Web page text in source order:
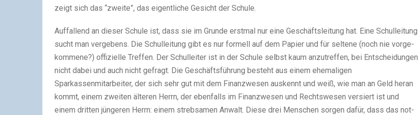
zeigt sich das “zweite”, das eigent­li­che Gesicht der Schule.
Auffallend an die­ser Schule ist, dass sie im Grunde erst­mal nur eine Geschäftsleitung hat. Eine Schulleitung
sucht man ver­ge­bens. Die Schulleitung gibt es nur for­mell auf dem Papier und für sel­tene (noch nie vor­ge­
kom­mene?) offi­zi­elle Treffen. Der Schulleiter ist in der Schule selbst kaum anzu­tref­fen, bei Entscheidungen
nicht dabei und auch nicht gefragt. Die Geschäftsführung besteht aus einem ehe­ma­li­gen
Sparkassenmitarbeiter, der sich sehr gut mit dem Finanzwesen aus­kennt und weiß, wie man an Geld heran
kommt, einem zwei­ten älte­ren Herrn, der eben­falls im Finanzwesen und Rechtswesen ver­siert ist und
einem drit­ten jün­ge­ren Herrn: einem streb­sa­men Anwalt. Diese drei Menschen sor­gen dafür, dass das not­